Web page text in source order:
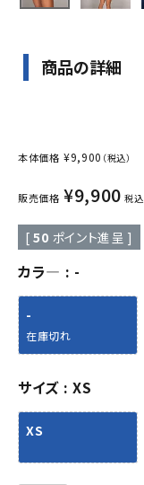
商品の詳細
本体価格 ¥9,900 （税込）
販売価格 ¥9,900 税込
[ 50 ポイント進呈 ]
カラ― -
-
在庫切れ
サイズ XS
XS